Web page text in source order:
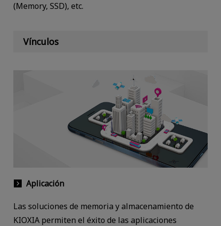
(Memory, SSD), etc.
Vínculos
Aplicación
Las soluciones de memoria y almacenamiento de
KIOXIA permiten el éxito de las aplicaciones